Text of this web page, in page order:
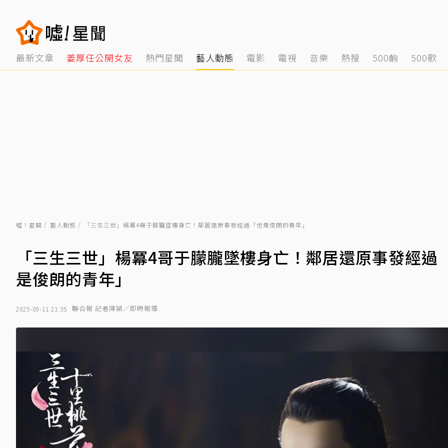
最新文章 姜厚任公開女友 熱門星聞 藝人動態 電影 電視 音樂 熱搜 500齣 500歌
噓！星聞 藝人動態 「三生三世」楊冪4哥于朦朧墜樓身亡！鄰居還原事發經過「他是俊朗的青年」
「三生三世」楊冪4哥于朦朧墜樓身亡！鄰居還原事發經過
是俊朗的青年」
2025-09-11 21:35 聯合報 記者陳穎／即時報導